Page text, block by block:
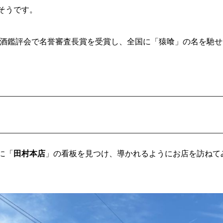
です。
鑑評会で名誉審査長賞を受賞し、全国に「猿喰」の名を馳
「田村本店」の看板を見つけ、導かれるようにお店を訪ねて